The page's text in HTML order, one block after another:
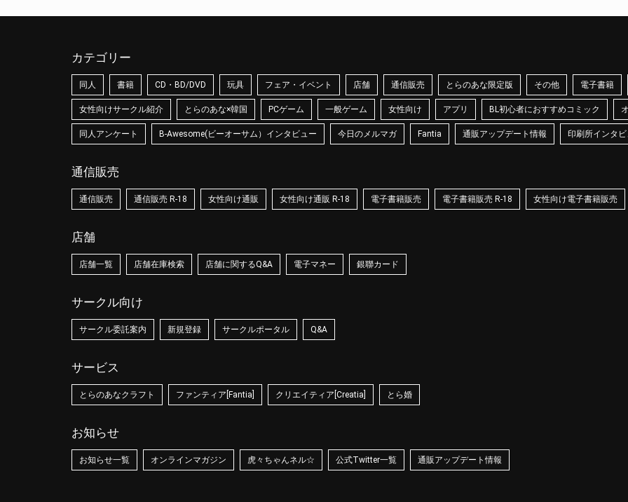
カテゴリー
同人 書籍 CD・BD/DVD 玩具 フェア・イベント 店舗 通信販売 とらのあな限定版 その他 電子書籍
女性向けサークル紹介 とらのあな×韓国 PCゲーム 一般ゲーム 女性向け アプリ BL初心者におすすめコミック
同人アンケート B-Awesome(ビーオーサム）インタビュー 今日のメルマガ Fantia 通販アップデート情報 印刷所インタ
通信販売
通信販売 通信販売 R-18 女性向け通販 女性向け通販 R-18 電子書籍販売 電子書籍販売 R-18 女性向け電子書籍販売
店舗
店舗一覧 店舗在庫検索 店舗に関するQ&A 電子マネー 銀聯カード
サークル向け
サークル委託案内 新規登録 サークルポータル Q&A
サービス
とらのあなクラフト ファンティア[Fantia] クリエイティア[Creatia] とら婚
お知らせ
お知らせ一覧 オンラインマガジン 虎々ちゃんネル☆ 公式Twitter一覧 通販アップデート情報